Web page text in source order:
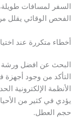
السفر لمسافات
الفحص الوقائي يقلل
أخطاء متكررة عند
البحث عن افضل
التأكد من وجود
الأنظمة الإلكترونية
يؤدي في كثير من
حجم العطل.